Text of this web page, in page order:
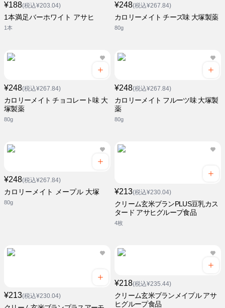
¥188(税込¥203.04)
1本満足バーホワイト アサヒ
1本
¥248(税込¥267.84)
カロリーメイト チーズ味 大塚製薬
80g
¥248(税込¥267.84)
カロリーメイト チョコレート味 大
塚製薬
80g
¥248(税込¥267.84)
カロリーメイト フルーツ味 大塚製
薬
80g
¥248(税込¥267.84)
カロリーメイト メープル 大塚
80g
¥213(税込¥230.04)
クリーム玄米ブランPLUS豆乳カス
タード アサヒグループ食品
4枚
¥213(税込¥230.04)
¥218(税込¥235.44)
クリーム玄米ブランメイプル アサ
ヒグループ食品